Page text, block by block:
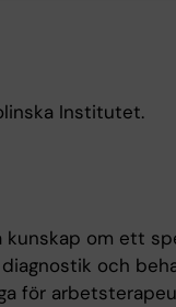
Institutet.
kunskap om ett
och
för